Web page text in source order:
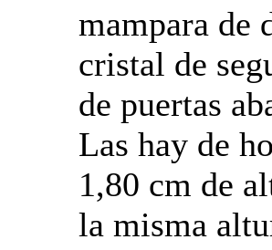
mampara de
cristal de
de puertas
Las hay de
1,80 cm de
la misma